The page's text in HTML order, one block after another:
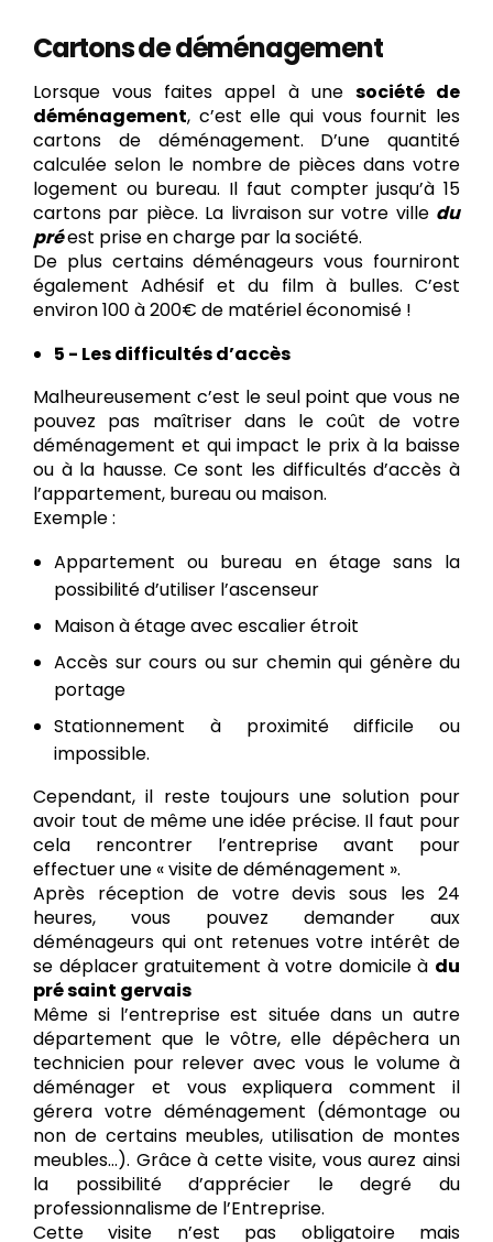
Cartons de déménagement
Lorsque vous faites appel à une société de
déménagement, c’est elle qui vous fournit les
cartons de déménagement. D’une quantité
calculée selon le nombre de pièces dans votre
logement ou bureau. Il faut compter jusqu’à 15
cartons par pièce. La livraison sur votre ville du
préest prise en charge par la société.
De plus certains déménageurs vous fourniront
également Adhésif et du film à bulles. C’est
environ 100 à 200€ de matériel économisé !
5 - Les difficultés d’accès
Malheureusement c’est le seul point que vous ne
pouvez pas maîtriser dans le coût de votre
déménagement et qui impact le prix à la baisse
ou à la hausse. Ce sont les difficultés d’accès à
l’appartement, bureau ou maison.
Exemple :
Appartement ou bureau en étage sans la
possibilité d’utiliser l’ascenseur
Maison à étage avec escalier étroit
Accès sur cours ou sur chemin qui génère du
portage
Stationnement à proximité difficile ou
impossible.
Cependant, il reste toujours une solution pour
avoir tout de même une idée précise. Il faut pour
cela rencontrer l’entreprise avant pour
effectuer une « visite de déménagement ».
Après réception de votre devis sous les 24
heures, vous pouvez demander aux
déménageurs qui ont retenues votre intérêt de
se déplacer gratuitement à votre domicile à du
pré saint gervais
Même si l’entreprise est située dans un autre
département que le vôtre, elle dépêchera un
technicien pour relever avec vous le volume à
déménager et vous expliquera comment il
gérera votre déménagement (démontage ou
non de certains meubles, utilisation de montes
meubles…). Grâce à cette visite, vous aurez ainsi
la possibilité d’apprécier le degré du
professionnalisme de l’Entreprise.
Cette visite n’est pas obligatoire mais